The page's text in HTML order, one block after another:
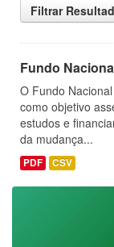
Filtrar
Fundo
O Fundo
como objetivo
estudos e
da mudança...
PDF CSV